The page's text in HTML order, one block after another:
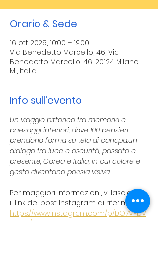
Orario & Sede
16 ott 2025, 10:00 – 19:00
Via Benedetto Marcello, 46, Via
Benedetto Marcello, 46, 20124 Milano
MI, Italia
Info sull'evento
Un viaggio pittorico tra memoria e
paesaggi interiori, dove 100 pensieri
prendono forma su tela di canapa.un
dialogo tra luce e oscurità, passato e
presente, Corea e Italia, in cui colore e
gesto diventano poesia visiva.
Per maggiori informazioni, vi lasciamo
il link del post Instagram di riferimento:
https://www.instagram.com/p/DO7VPbV
CAaA/?igsh=MThxazRhbTc5emgyZg==